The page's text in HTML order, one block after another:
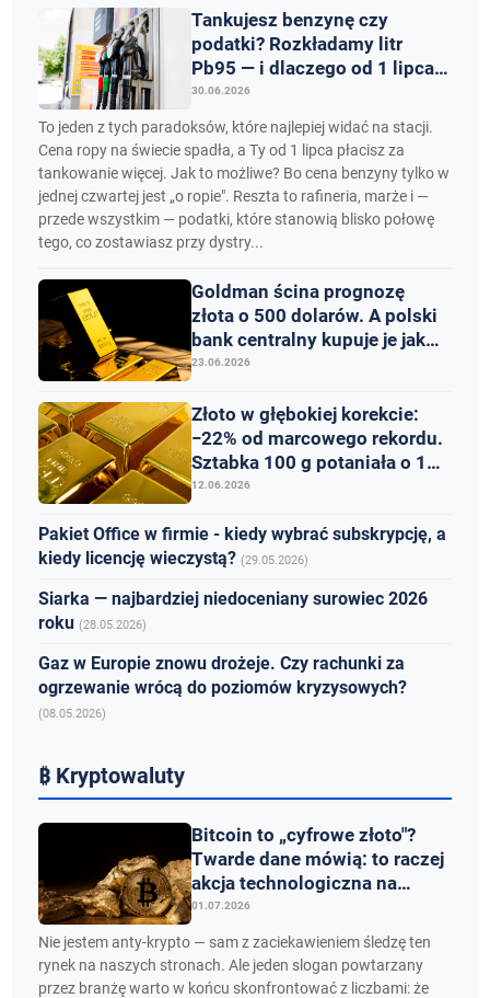
Tankujesz benzynę czy
podatki? Rozkładamy litr
Pb95 — i dlaczego od 1 lipca
zapłacisz więcej, choć ropa
staniała
30.06.2026
To jeden z tych paradoksów, które najlepiej widać na stacji.
Cena ropy na świecie spadła, a Ty od 1 lipca płacisz za
tankowanie więcej. Jak to możliwe? Bo cena benzyny tylko w
jednej czwartej jest „o ropie". Reszta to rafineria, marże i —
przede wszystkim — podatki, które stanowią blisko połowę
tego, co zostawiasz przy dystry...
Goldman ścina prognozę
złota o 500 dolarów. A polski
bank centralny kupuje je jak
nikt na świecie
23.06.2026
Złoto w głębokiej korekcie:
−22% od marcowego rekordu.
Sztabka 100 g potaniała o 14
tys. zł
12.06.2026
Pakiet Office w firmie - kiedy wybrać subskrypcję, a
kiedy licencję wieczystą?(29.05.2026)
Siarka — najbardziej niedoceniany surowiec 2026
roku(28.05.2026)
Gaz w Europie znowu drożeje. Czy rachunki za
ogrzewanie wrócą do poziomów kryzysowych?
(08.05.2026)
₿ Kryptowaluty
Bitcoin to „cyfrowe złoto"?
Twarde dane mówią: to raczej
akcja technologiczna na
sterydach
01.07.2026
Nie jestem anty-krypto — sam z zaciekawieniem śledzę ten
rynek na naszych stronach. Ale jeden slogan powtarzany
przez branżę warto w końcu skonfrontować z liczbami: że